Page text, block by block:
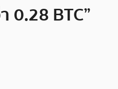
0.28 BTC”